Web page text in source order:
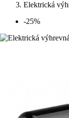
Elektrická
-25%